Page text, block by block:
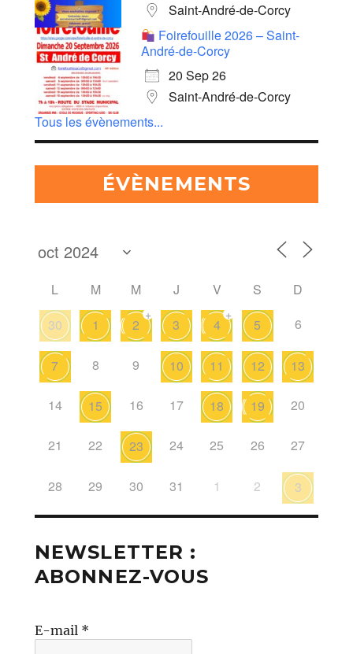
Saint-André-de-Corcy
Foirefouille 2026 – Saint-
André-de-Corcy
20 Sep 26
Saint-André-de-Corcy
Tous les évènements...
ÉVÈNEMENTS
L M M J V S
D
30
1 2
+
3 4
+
5 6
7 8 9 10 11 12 13
14 15 16 17 18 19 20
21 22 23 24 25 26 27
28 29 30 31 1 2 3
NEWSLETTER :
ABONNEZ-VOUS
E-mail *